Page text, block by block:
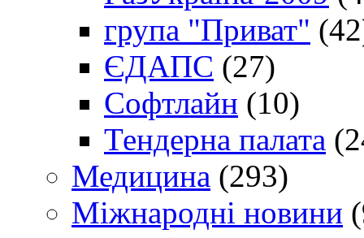
група "Приват"
ЄДАПС (27)
Софтлайн (10)
Тендерна палата
Медицина (293)
Міжнародні новини